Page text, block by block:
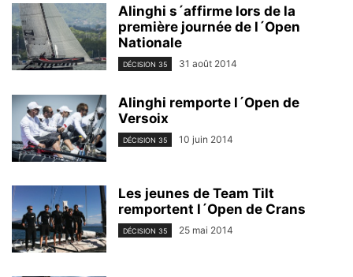
Alinghi s´affirme lors de la
première journée de l´Open
Nationale
DÉCISION 35 31 août 2014
Alinghi remporte l´Open de
Versoix
DÉCISION 35 10 juin 2014
Les jeunes de Team Tilt
remportent l´Open de Crans
DÉCISION 35 25 mai 2014